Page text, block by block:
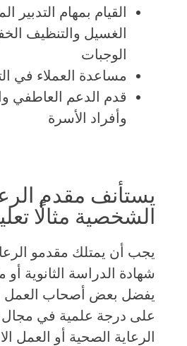
القيام بمهام التدبير
الغسيل والتنظيف
الوجبات
مساعدة العملاء في
قدم الدعم العاطفي
وأفراد الأسرة
يستأنف مقدم
الشخصية مثالًا
يجب أن يمتلك مقدمو
شهادة الدراسة الثانوية أو
يفضل بعض أصحاب العمل
على درجة علمية في
الرعاية الصحية أو العمل